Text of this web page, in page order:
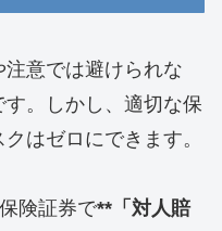
意では避けられな
。しかし、適切な保
はゼロにできます。
険証券で**「対人賠